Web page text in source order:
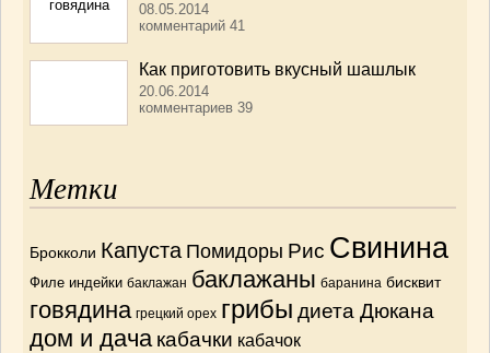
08.05.2014
комментарий 41
Как приготовить вкусный шашлык
20.06.2014
комментариев 39
Метки
Брокколи Капуста Помидоры Рис Свинина
Филе индейки баклажан баклажаны баранина бисквит
говядина грецкий орех грибы диета Дюкана
дом и дача кабачки кабачок